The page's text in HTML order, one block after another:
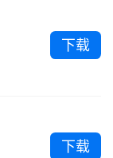
下载
下载